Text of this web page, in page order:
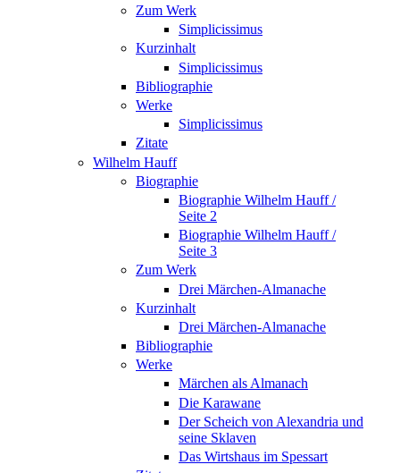
Zum Werk
Simplicissimus
Kurzinhalt
Simplicissimus
Bibliographie
Werke
Simplicissimus
Zitate
Wilhelm Hauff
Biographie
Biographie Wilhelm Hauff /
Seite 2
Biographie Wilhelm Hauff /
Seite 3
Zum Werk
Drei Märchen-Almanache
Kurzinhalt
Drei Märchen-Almanache
Bibliographie
Werke
Märchen als Almanach
Die Karawane
Der Scheich von Alexandria und
seine Sklaven
Das Wirtshaus im Spessart